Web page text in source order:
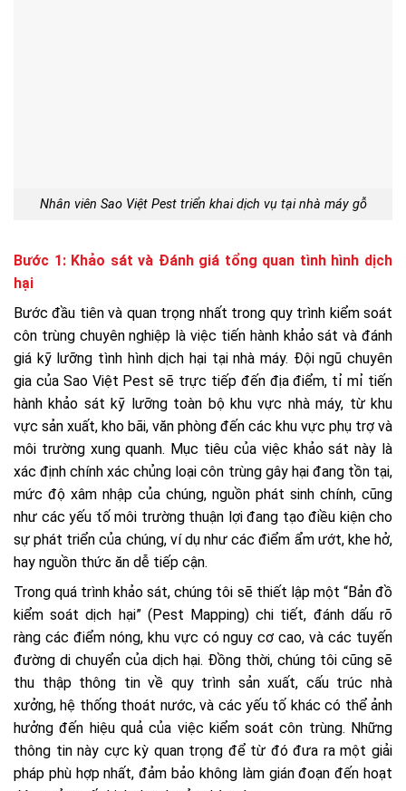
Nhân viên Sao Việt Pest triển khai dịch vụ tại nhà máy gỗ
Bước 1: Khảo sát và Đánh giá tổng quan tình hình dịch
hại
Bước đầu tiên và quan trọng nhất trong quy trình kiểm soát
côn trùng chuyên nghiệp là việc tiến hành khảo sát và đánh
giá kỹ lưỡng tình hình dịch hại tại nhà máy. Đội ngũ chuyên
gia của Sao Việt Pest sẽ trực tiếp đến địa điểm, tỉ mỉ tiến
hành khảo sát kỹ lưỡng toàn bộ khu vực nhà máy, từ khu
vực sản xuất, kho bãi, văn phòng đến các khu vực phụ trợ và
môi trường xung quanh. Mục tiêu của việc khảo sát này là
xác định chính xác chủng loại côn trùng gây hại đang tồn tại,
mức độ xâm nhập của chúng, nguồn phát sinh chính, cũng
như các yếu tố môi trường thuận lợi đang tạo điều kiện cho
sự phát triển của chúng, ví dụ như các điểm ẩm ướt, khe hở,
hay nguồn thức ăn dễ tiếp cận.
Trong quá trình khảo sát, chúng tôi sẽ thiết lập một “Bản đồ
kiểm soát dịch hại” (Pest Mapping) chi tiết, đánh dấu rõ
ràng các điểm nóng, khu vực có nguy cơ cao, và các tuyến
đường di chuyển của dịch hại. Đồng thời, chúng tôi cũng sẽ
thu thập thông tin về quy trình sản xuất, cấu trúc nhà
xưởng, hệ thống thoát nước, và các yếu tố khác có thể ảnh
hưởng đến hiệu quả của việc kiểm soát côn trùng. Những
thông tin này cực kỳ quan trọng để từ đó đưa ra một giải
pháp phù hợp nhất, đảm bảo không làm gián đoạn đến hoạt